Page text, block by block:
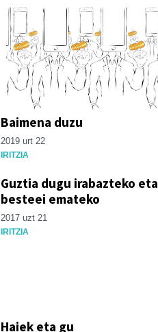
Baimena duzu
2019 urt 22
IRITZIA
Guztia dugu irabazteko eta
besteei emateko
2017 uzt 21
IRITZIA
Haiek eta gu